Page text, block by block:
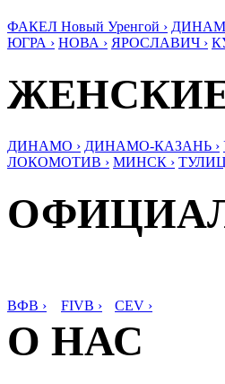
ФАКЕЛ Новый Уренгой ›
ЮГРА › НОВА › ЯРОСЛАВИЧ ›
ДИНАМО › ДИНАМО-КАЗАНЬ ›
ЛОКОМОТИВ › МИНСК ›
ВФВ › FIVB › CEV ›
О НАС